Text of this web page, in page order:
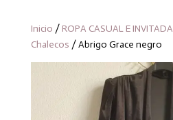
Inicio / ROPA CASUAL E INVITADA
Chalecos / Abrigo Grace negro